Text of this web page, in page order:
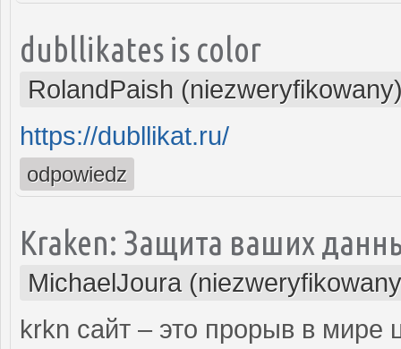
dubllikates is color
RolandPaish
https://dubllikat.ru/
odpowiedz
Kraken: Защита ваших
MichaelJoura
krkn сайт – это прорыв в мире